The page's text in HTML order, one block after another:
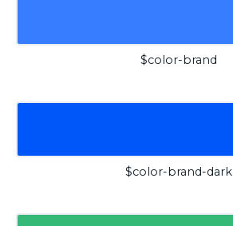
$color-brand
$color-brand-dark